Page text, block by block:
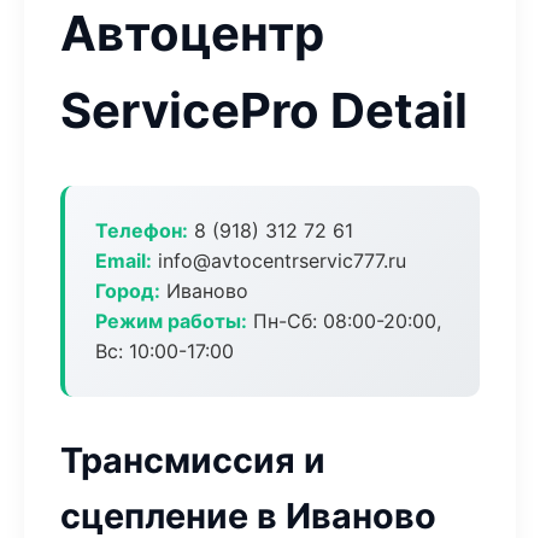
Автоцентр
ServicePro Detail
Телефон: 8 (918) 312 72 61
Email: info@avtocentrservic777.ru
Город: Иваново
Режим работы: Пн-Сб: 08:00-20:00,
Вс: 10:00-17:00
Трансмиссия и
сцепление в Иваново